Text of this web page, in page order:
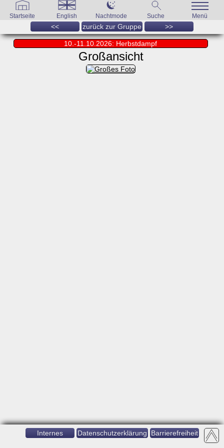
Startseite English Nachtmode Suche Menü
<< zurück zur Gruppe >>
10.-11.10.2026: Herbstdampf
Großansicht
Internes Datenschutzerklärung Barrierefreiheit